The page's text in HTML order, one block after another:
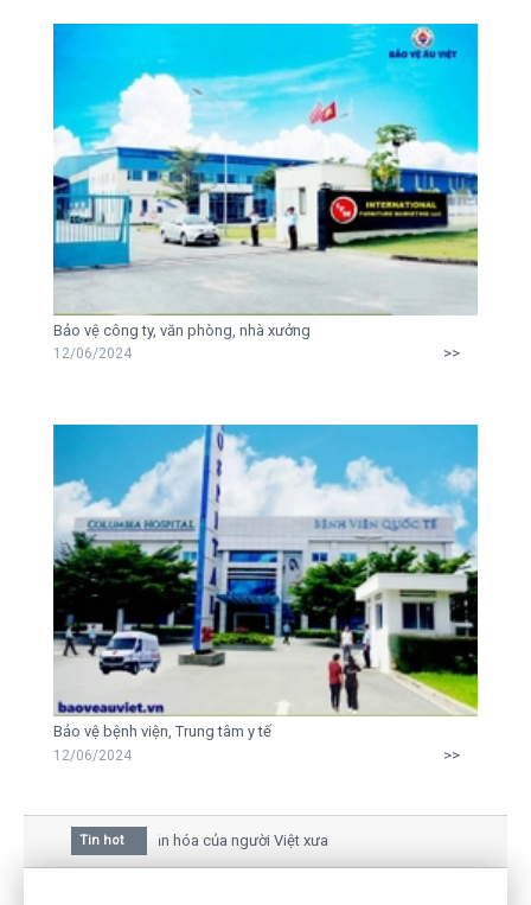
Bảo vệ công ty, văn phòng, nhà xưởng
12/06/2024 >>
Bảo vệ bệnh viện, Trung tâm y tế
12/06/2024 >>
Tin hot
hoa mai trong văn hóa của người Việt xưa
giữa bức thư gửi mẹ của người... tử tù và của CEO